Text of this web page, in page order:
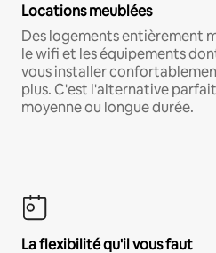
Locations meublées
Des logements entièrement
le wifi et les équipements
vous installer
plus. C'est l'alternative
moyenne ou longue durée.
La flexibilité qu'il vous faut